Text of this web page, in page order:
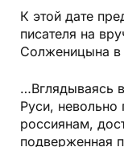
К этой дате
писателя на
Солженицына в
…Вглядываясь
Руси,
россиянам,
подверженная